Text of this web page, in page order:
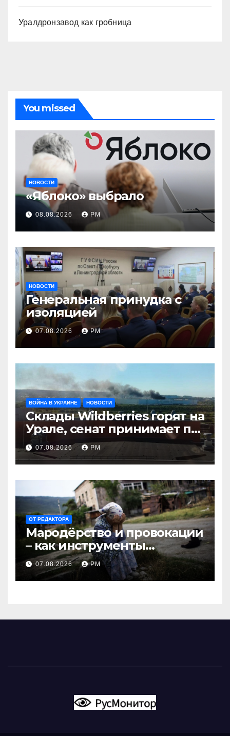
Уралдронзавод как гробница
You missed
НОВОСТИ
«Яблоко» выбрало
08.08.2026 РМ
НОВОСТИ
Генеральная принудка с
изоляцией
07.08.2026 РМ
ВОЙНА В УКРАИНЕ НОВОСТИ
Склады Wildberries горят на
Урале, сенат принимает по
Грэму закон
07.08.2026 РМ
ОТ РЕДАКТОРА
Мародёрство и провокации
– как инструменты
современной политики
России
07.08.2026 РМ